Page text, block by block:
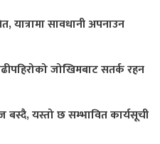
यात्रामा सावधानी अपनाउन
जोखिमबाट सतर्क रहन
यस्तो छ सम्भावित कार्यसूची